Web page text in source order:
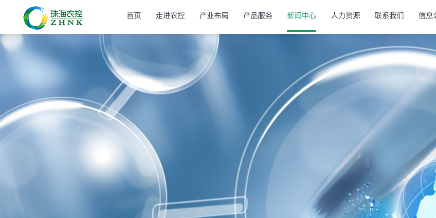
首页 走进农控 产业布局 产品服务 新闻中心 人力资源 联系我们 信息